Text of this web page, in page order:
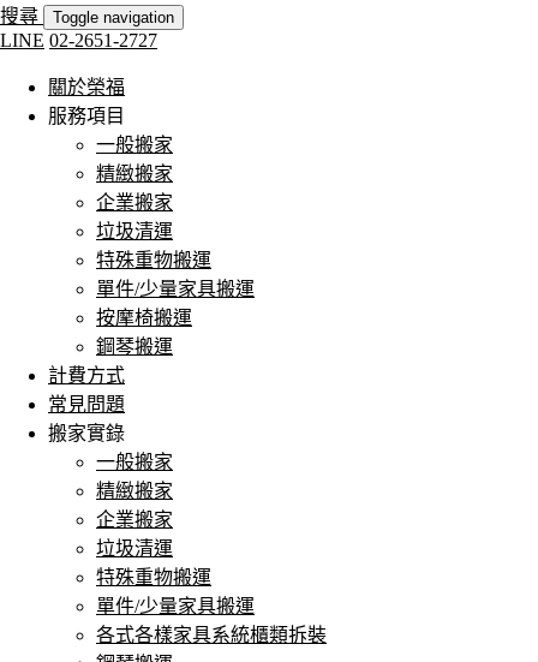
搜尋 Toggle navigation
LINE 02-2651-2727
關於榮福
服務項目
一般搬家
精緻搬家
企業搬家
垃圾清運
特殊重物搬運
單件/少量家具搬運
按摩椅搬運
鋼琴搬運
計費方式
常見問題
搬家實錄
一般搬家
精緻搬家
企業搬家
垃圾清運
特殊重物搬運
單件/少量家具搬運
各式各樣家具系統櫃類拆裝